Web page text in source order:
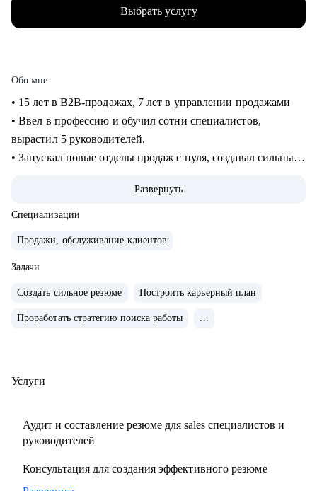
Выбрать услугу
Обо мне
• 15 лет в B2B-продажах, 7 лет в управлении продажами
• Ввел в профессию и обучил сотни специалистов,
вырастил 5 руководителей.
• Запускал новые отделы продаж с нуля, создавал сильные
и руководителей.
• 500+ продающих резюме и сопроводительных писем
• 300+ карьерных консультаций
• Составить резюме и оцифровать ключевые достижения.
рекомендации.
• Выстроить эффективное управление командой (прямой
• Подготовиться к полугодовому/ годовому ревью и
переговорам с руководителем.
Развернуть
Специализации
Продажи, обслуживание клиентов
Задачи
Создать сильное резюме Построить карьерный план
Проработать стратегию поиска работы ...
Услуги
Аудит и составление резюме для sales специалистов и
руководителей
Консультация для создания эффективного резюме